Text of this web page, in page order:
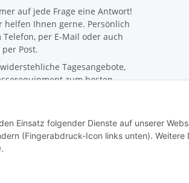
auf jede Frage eine Antwort!
helfen Ihnen gerne. Persönlich
Telefon, per E-Mail oder auch
per Post.
Tagesangebote,
zum besten
sodass du immer top
bist.
Einsatz folgender Dienste auf unserer
(Fingerabdruck-Icon links unten). Weitere
.